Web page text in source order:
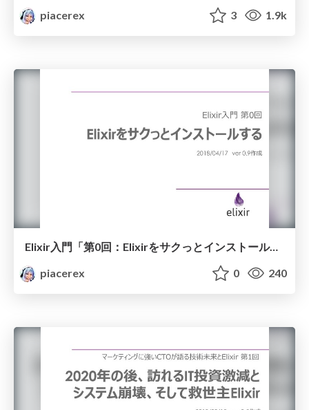
piacerex 3 1.9k
Elixir入門「第0回：Elixirをサクっとインストールする」
piacerex
0 240